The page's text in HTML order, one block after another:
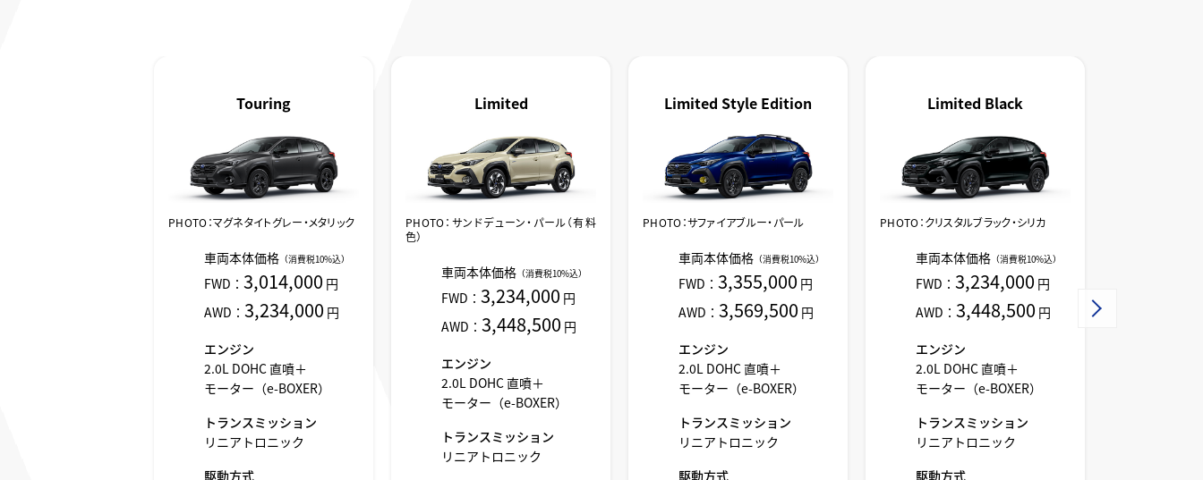
Touring
PHOTO：マグネタイトグレー・メタリック
車両本体価格 （消費税10%込）
FWD： 3,014,000 円
AWD： 3,234,000 円
エンジン
2.0L DOHC 直噴＋
モーター（e-BOXER）
トランスミッション
リニアトロニック
駆動方式
Limited
PHOTO：サンドデューン・パール（有料
色）
車両本体価格 （消費税10%込）
FWD： 3,234,000 円
AWD： 3,448,500 円
エンジン
2.0L DOHC 直噴＋
モーター（e-BOXER）
トランスミッション
リニアトロニック
Limited Style Edition
PHOTO：サファイアブルー・パール
車両本体価格 （消費税10%込）
FWD： 3,355,000 円
AWD： 3,569,500 円
エンジン
2.0L DOHC 直噴＋
モーター（e-BOXER）
トランスミッション
リニアトロニック
駆動方式
Limited Black
PHOTO：クリスタルブラック・シリカ
車両本体価格 （消費税10%込）
FWD： 3,234,000 円
AWD： 3,448,500 円
エンジン
2.0L DOHC 直噴＋
モーター（e-BOXER）
トランスミッション
リニアトロニック
駆動方式